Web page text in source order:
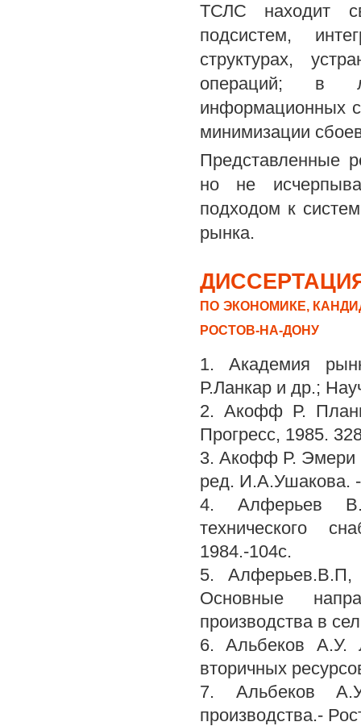
ТСЛС находит
подсистем,
структурах,
операций; в
информационных
минимизации
Представленные
но не
подходом к
рынка.
ПО ЭКОНОМИКЕ,
РОСТОВ-НА-ДОНУ
1. Академия
Р.Ланкар и др.;
2. Акофф Р.
Прогресс, 1985.
3. Акофф Р. Эмери
ред. И.А.Ушакова.
4. Алферьев
технического
1984.-104с.
5.
Основные
производства в
6. Альбеков А.У.
вторичных
7. Альбеков
производства.-